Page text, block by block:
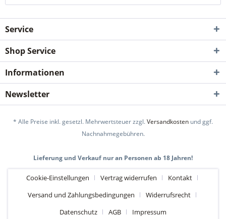
Service
Shop Service
Informationen
Newsletter
* Alle Preise inkl. gesetzl. Mehrwertsteuer zzgl.Versandkosten und ggf.
Nachnahmegebühren.
Lieferung und Verkauf nur an Personen ab 18 Jahren!
Cookie-Einstellungen Vertrag widerrufen
Kontakt
Versand und Zahlungsbedingungen
Widerrufsrecht
Datenschutz
AGB Impressum